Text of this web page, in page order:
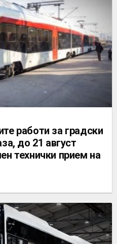
работи за градски
до 21 август
технички прием на